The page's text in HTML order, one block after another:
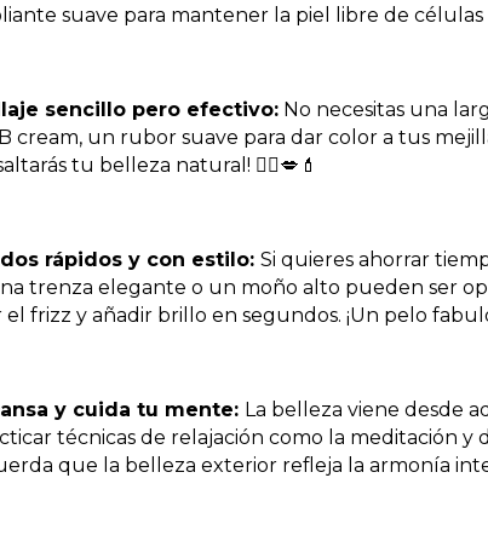
suave para mantener la piel libre de células
sencillo pero efectivo: No necesitas una
cream, un rubor suave para dar color a tus
tu belleza natural! 💁‍♀️💋💄
rápidos y con estilo: Si quieres ahorrar
trenza elegante o un moño alto pueden ser
frizz y añadir brillo en segundos. ¡Un pelo
y cuida tu mente: La belleza viene desde
técnicas de relajación como la meditación
que la belleza exterior refleja la armonía